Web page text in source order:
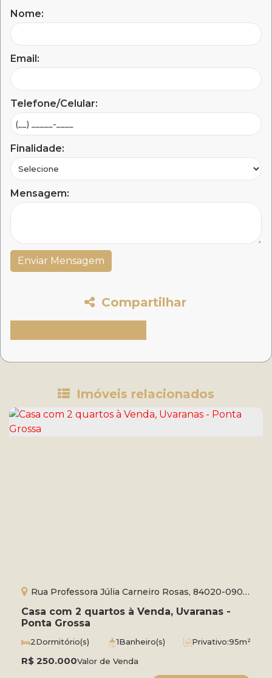
Nome:
Email:
Telefone/Celular:
Finalidade:
Mensagem:
Compartilhar
Imóveis relacionados
Casa com 2 quartos à Venda, Uvaranas -
Ponta Grossa
R$ 250.000Valor de Venda
Rua Professora Júlia Carneiro Rosas, 84020-090,
Uvaranas, Ponta Grossa, Paraná, Brasil
2Dormitório(s) 1Banheiro(s) Privativo:95m²
Comprimento:16m